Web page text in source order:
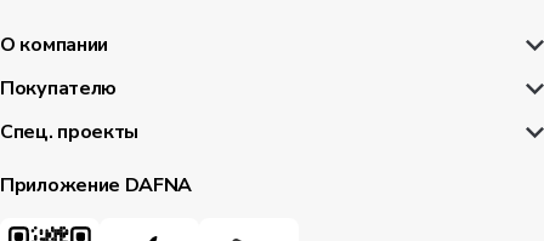
О компании
Покупателю
Спец. проекты
Приложение DAFNA